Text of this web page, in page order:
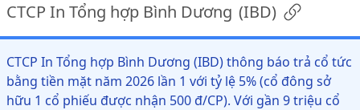
CTCP In Tổng hợp Bình Dương (IBD)
CTCP In Tổng hợp Bình Dương (IBD) thông báo trả cổ tức
bằng tiền mặt năm 2026 lần 1 với tỷ lệ 5% (cổ đông sở
hữu 1 cổ phiếu được nhận 500 đ/CP). Với gần 9 triệu cổ